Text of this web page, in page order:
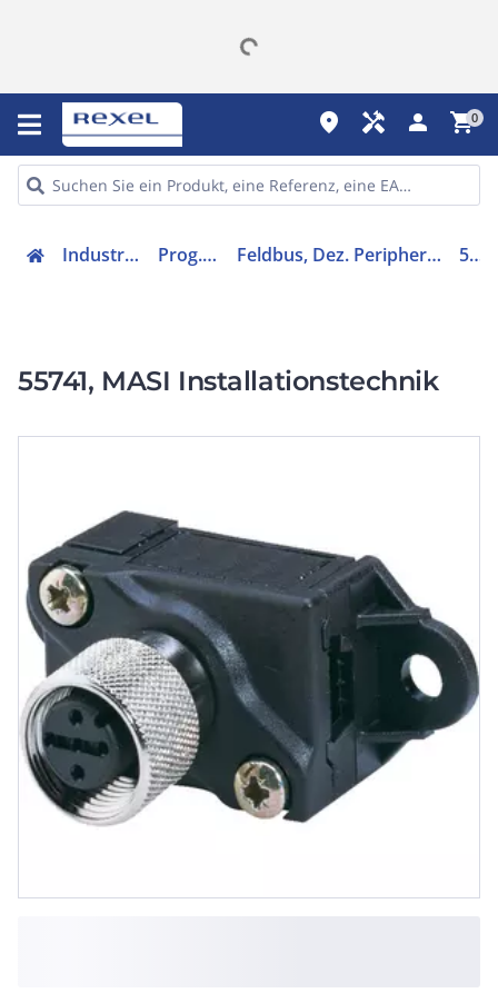
place handyman person shopping_cart0
Industriekomponenten Prog. Steuerungen Feldbus, Dez. Peripherie - Analoges Ein-/Ausgangs-Modul 55741
55741, MASI Installationstechnik